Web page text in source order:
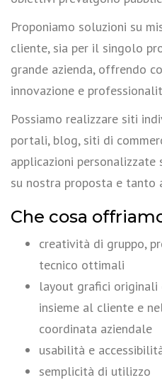
Proponiamo soluzioni su
cliente, sia per il singolo
grande azienda, offrendo
innovazione e
Possiamo realizzare siti
portali, blog, siti di
applicazioni
su nostra proposta e tanto
Che cosa
creatività di gruppo,
tecnico ottimali
layout grafici originali
insieme al cliente e
coordinata aziendale
usabilità e
semplicità di utilizzo